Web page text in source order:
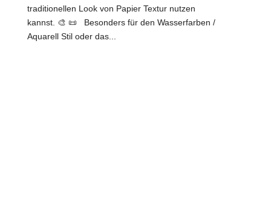
traditionellen Look von Papier Textur nutzen
kannst. 🎨 📜 Besonders für den Wasserfarben /
Aquarell Stil oder das...